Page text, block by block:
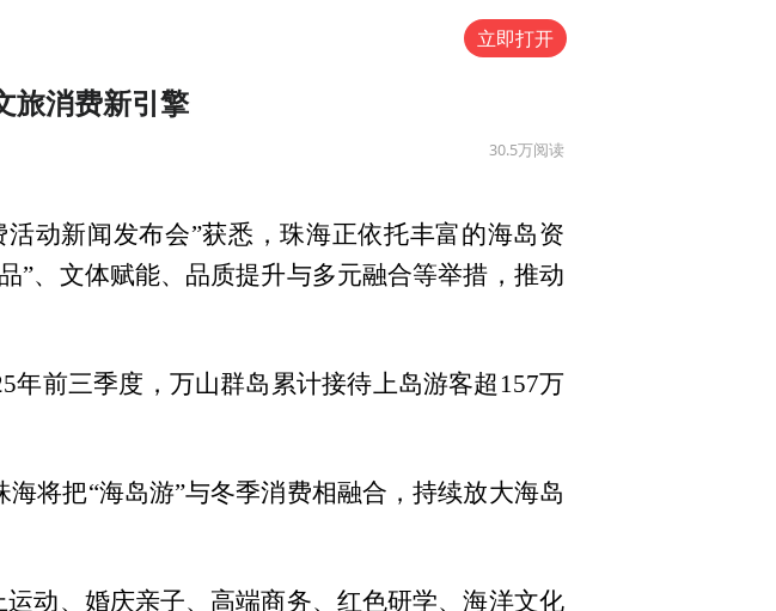
立即打开
旅消费新引擎
30.5万阅读
动新闻发布会”获悉，珠海正依托丰富的海岛资
”、文体赋能、品质提升与多元融合等举措，推动
前三季度，万山群岛累计接待上岛游客超157万
将把“海岛游”与冬季消费相融合，持续放大海岛
动、婚庆亲子、高端商务、红色研学、海洋文化